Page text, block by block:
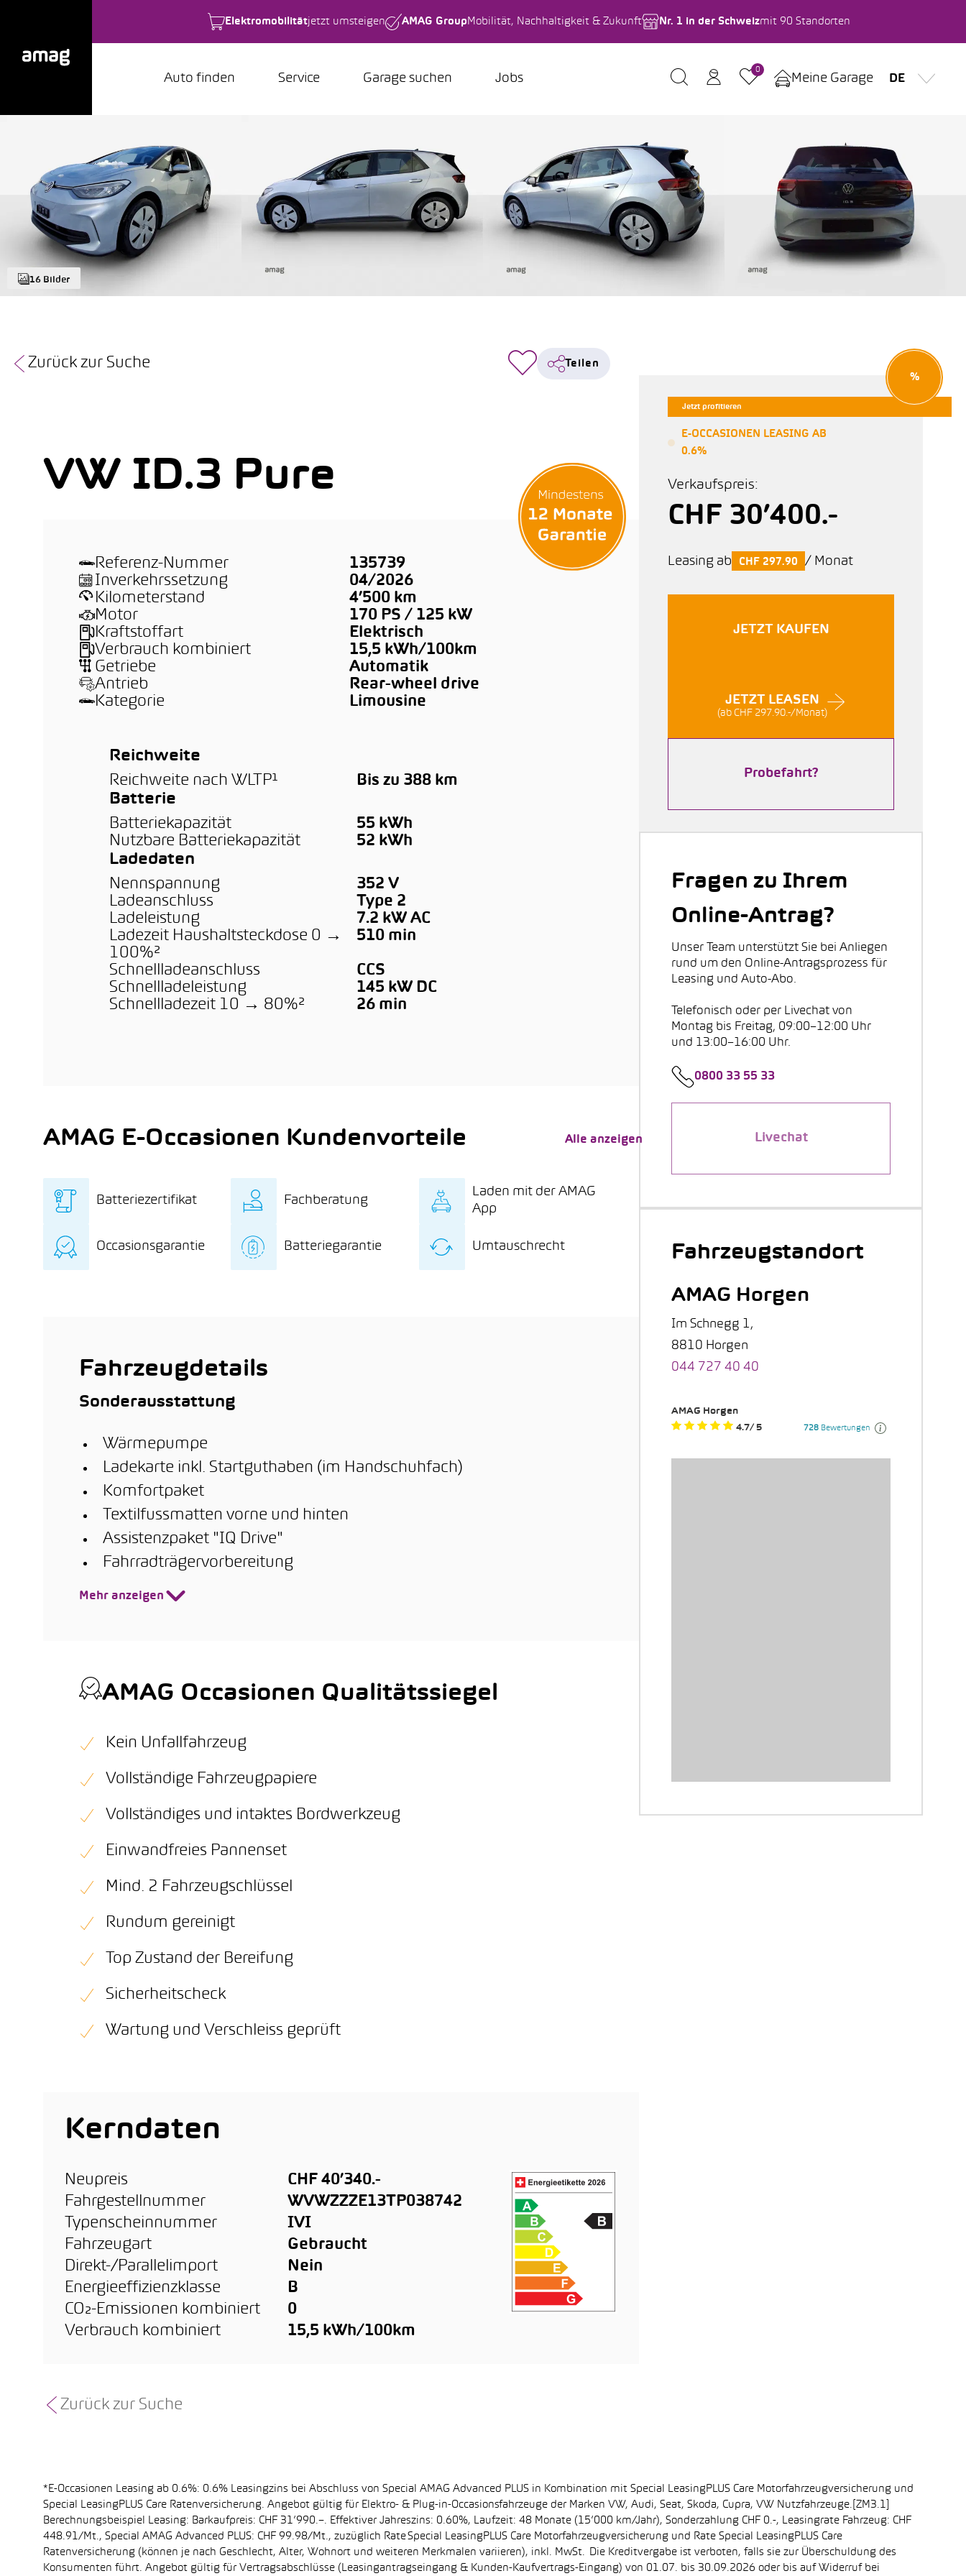
Elektromobilitätjetzt umsteigen AMAG Group Mobilität, Nachhaltigkeit & Zukunft Nr. 1 in der Schweizmit 90 Standorten
Auto finden Service Garage suchen Jobs
0
Meine Garage DE
16 Bilder
Zurück zur Suche Teilen
VW ID.3 Pure
Referenz-Nummer
135739
Inverkehrssetzung
04/2026
Kilometerstand
4’500 km
Motor
170 PS / 125 kW
Kraftstoffart
Elektrisch
Verbrauch kombiniert
15,5 kWh/100km
Getriebe
Automatik
Antrieb
Rear-wheel drive
Kategorie
Limousine
Reichweite
Reichweite nach WLTP¹
Bis zu 388 km
Batterie
Batteriekapazität
55 kWh
Nutzbare Batteriekapazität
52 kWh
Ladedaten
Nennspannung
352 V
Ladeanschluss
Type 2
Ladeleistung
7.2 kW AC
Ladezeit Haushaltsteckdose 0 →
100%²
510 min
Schnellladeanschluss
CCS
Schnellladeleistung
145 kW DC
Schnellladezeit 10 → 80%²
26 min
AMAG E-Occasionen Kundenvorteile Alle anzeigen
Batteriezertifikat
Batteriezertifikat mit
Fachberatung
rund um E-Mobilität bis
Laden mit der AMAG
App
App an über 180
Occasionsgarantie Batteriegarantie Umtauschrecht
Fahrzeugdetails
Sonderausstattung
Wärmepumpe
Ladekarte inkl. Startguthaben (im Handschuhfach)
Komfortpaket
Textilfussmatten vorne und hinten
Assistenzpaket "IQ Drive"
Fahrradträgervorbereitung
Mehr anzeigen
AMAG Occasionen Qualitätssiegel
Kein Unfallfahrzeug
Vollständige Fahrzeugpapiere
Vollständiges und intaktes Bordwerkzeug
Einwandfreies Pannenset
Mind. 2 Fahrzeugschlüssel
Rundum gereinigt
Top Zustand der Bereifung
Sicherheitscheck
Wartung und Verschleiss geprüft
Kerndaten
Neupreis
CHF 40’340.-
Fahrgestellnummer
WVWZZZE13TP038742
Typenscheinnummer
IVI
Fahrzeugart
Gebraucht
Direkt-/Parallelimport
Nein
Energieeffizienzklasse
B
CO₂-Emissionen kombiniert
0
Verbrauch kombiniert
15,5 kWh/100km
Jetzt profitieren
%
E-OCCASIONEN LEASING AB
0.6%
Verkaufspreis:
CHF 30’400.-
Leasing ab CHF 297.90 / Monat
JETZT KAUFEN
JETZT LEASEN
(ab CHF 297.90.-/Monat)
Probefahrt?
Fragen zu Ihrem
Online-Antrag?
Unser Team unterstützt Sie bei Anliegen
rund um den Online-Antragsprozess für
Leasing und Auto-Abo.
Telefonisch oder per Livechat von
Montag bis Freitag, 09:00–12:00 Uhr
und 13:00–16:00 Uhr.
0800 33 55 33
Livechat
Fahrzeugstandort
AMAG Horgen
Im Schnegg 1,
8810 Horgen
044 727 40 40
Zurück zur Suche
*E-Occasionen Leasing ab 0.6%: 0.6% Leasingzins bei Abschluss von Special AMAG Advanced PLUS in Kombination mit Special LeasingPLUS Care Motorfahrzeugversicherung und
Special LeasingPLUS Care Ratenversicherung. Angebot gültig für Elektro- & Plug-in-Occasionsfahrzeuge der Marken VW, Audi, Seat, Skoda, Cupra, VW Nutzfahrzeuge.[ZM3.1]
Berechnungsbeispiel Leasing: Barkaufpreis: CHF 31’990.–. Effektiver Jahreszins: 0.60%, Laufzeit: 48 Monate (15’000 km/Jahr), Sonderzahlung CHF 0.-, Leasingrate Fahrzeug: CHF
448.91/Mt., Special AMAG Advanced PLUS: CHF 99.98/Mt., zuzüglich Rate Special LeasingPLUS Care Motorfahrzeugversicherung und Rate Special LeasingPLUS Care
Ratenversicherung (können je nach Geschlecht, Alter, Wohnort und weiteren Merkmalen variieren), inkl. MwSt. Die Kreditvergabe ist verboten, falls sie zur Überschuldung des
Konsumenten führt. Angebot gültig für Vertragsabschlüsse (Leasingantragseingang & Kunden-Kaufvertrags-Eingang) von 01.07. bis 30.09.2026 oder bis auf Widerruf bei